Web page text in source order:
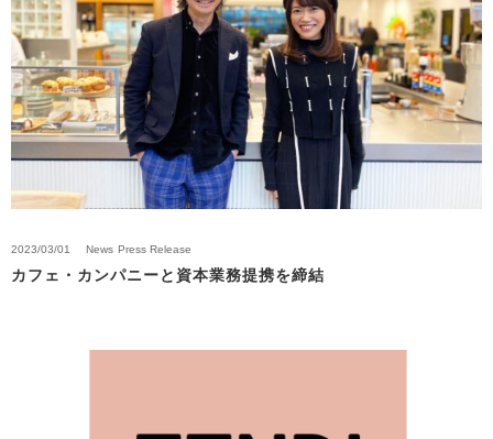
2023/03/01 News Press Release
カフェ・カンパニーと資本業務提携を締結